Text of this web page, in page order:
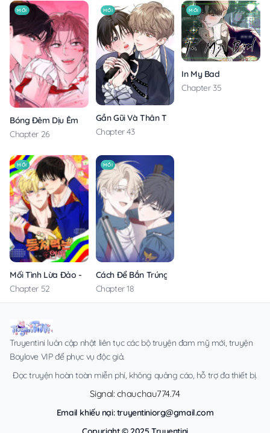
MỚI
Bóng Đêm Dịu Êm
Chapter 26
MỚI
Gần Gũi Và Thân Thương
Chapter 43
MỚI
In My Bad
Chapter 35
MỚI
Mối Tình Lừa Đảo – Không Che
Chapter 52
MỚI
Cách Để Bắn Trúng Đích
Chapter 18
Truyentini luôn cập nhật liên tục các bộ truyện đam mỹ mới, truyện
Boylove VIP để phục vụ độc giả.
Đọc truyện hoàn toàn miễn phí, không quảng cáo, hỗ trợ đa thiết bị.
Signal: chauchau774.74
Email khiếu nại:truyentiniorg@gmail.com